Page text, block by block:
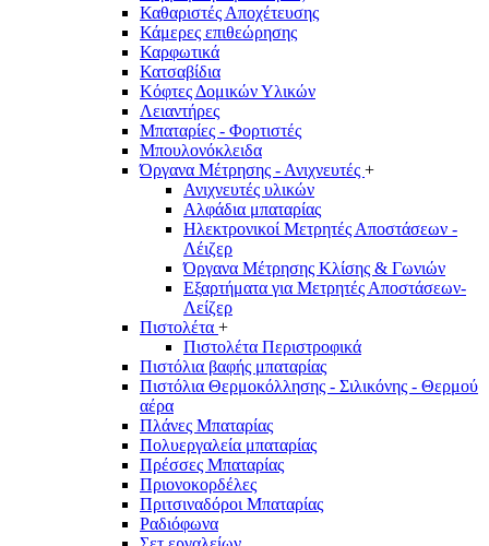
Καθαριστές Αποχέτευσης
Κάμερες επιθεώρησης
Καρφωτικά
Κατσαβίδια
Κόφτες Δομικών Υλικών
Λειαντήρες
Μπαταρίες - Φορτιστές
Μπουλονόκλειδα
Όργανα Μέτρησης - Ανιχνευτές +
Ανιχνευτές υλικών
Αλφάδια μπαταρίας
Ηλεκτρονικοί Μετρητές Αποστάσεων -
Λέιζερ
Όργανα Μέτρησης Κλίσης & Γωνιών
Εξαρτήματα για Μετρητές Αποστάσεων-
Λείζερ
Πιστολέτα +
Πιστολέτα Περιστροφικά
Πιστόλια βαφής μπαταρίας
Πιστόλια Θερμοκόλλησης - Σιλικόνης - Θερμού
αέρα
Πλάνες Μπαταρίας
Πολυεργαλεία μπαταρίας
Πρέσσες Μπαταρίας
Πριονοκορδέλες
Πριτσιναδόροι Μπαταρίας
Ραδιόφωνα